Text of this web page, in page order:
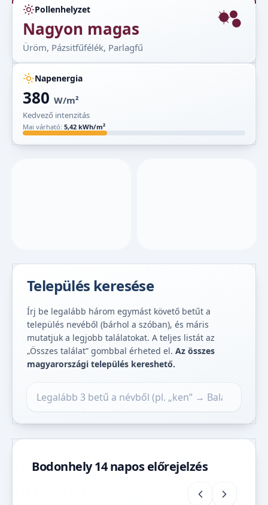
Pollenhelyzet
Nagyon magas
Üröm, Pázsitfűfélék, Parlagfű
Napenergia
380 W/m²
Kedvező intenzitás
Mai várható: 5,42 kWh/m²
Település keresése
Írj be legalább három egymást követő betűt a
település nevéből (bárhol a szóban), és máris
mutatjuk a legjobb találatokat. A teljes listát az
„Összes találat” gombbal érheted el. Az összes
magyarországi település kereshető.
Bodonhely 14 napos előrejelzés